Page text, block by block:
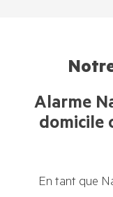
Alarme
domicile
En tant que